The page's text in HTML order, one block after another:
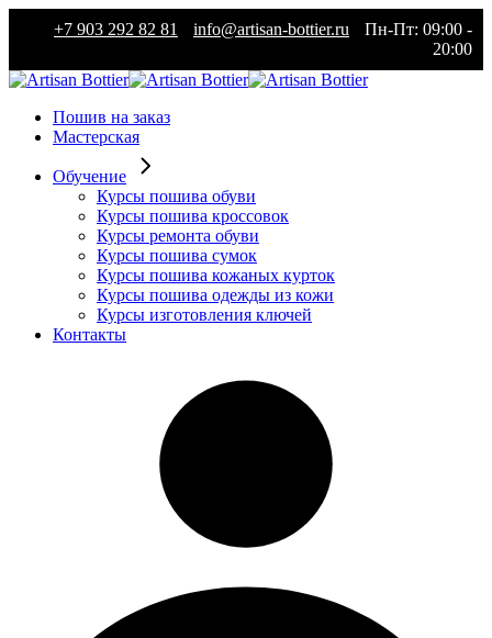
content
+7 903 292 82 81 info@artisan-bottier.ru
Пн-Пт: 09:00 -
20:00
Пошив на заказ
Мастерская
Обучение
Курсы пошива обуви
Курсы пошива кроссовок
Курсы ремонта обуви
Курсы пошива сумок
Курсы пошива кожаных курток
Курсы пошива одежды из кожи
Курсы изготовления ключей
Контакты